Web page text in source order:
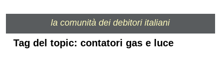
la comunità dei debitori italiani
Tag del topic: contatori gas e luce